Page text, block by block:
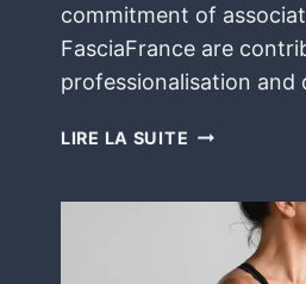
commitment of
FasciaFrance are
professionalisation and
LIRE LA SUITE